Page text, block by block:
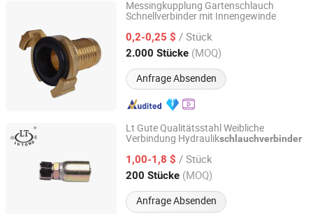
Messingkupplung Gartenschlauch
Schnellverbinder mit Innengewinde
0,2-0,25 $ / Stück
2.000 Stücke (MOQ)
Anfrage Absenden
Yuhuan Tufei Imp. and Exp. Co., Ltd.
Zhejiang, China Seit 2020
Lt Gute Qualitätsstahl Weibliche
Verbindung Hydraulikschlauchverbinder
1,00-1,8 $ / Stück
200 Stücke (MOQ)
Anfrage Absenden
Ningbo Lutong Hydraulic Equipment Co., Ltd.
Zhejiang, China Seit 2016